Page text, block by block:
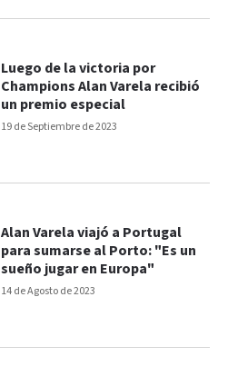
19 de Septiembre de 2023
Luego de la victoria por
Champions Alan Varela recibió
un premio especial
14 de Agosto de 2023
Alan Varela viajó a Portugal
para sumarse al Porto: "Es un
sueño jugar en Europa"